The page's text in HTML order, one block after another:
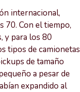
internacional,
70. Con el tiempo,
y para los 80
tipos de camionetas
de tamaño
a pesar de
expandido al